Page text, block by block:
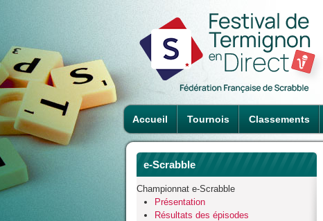
Accueil Tournois Classements
e-Scrabble
Championnat e-Scrabble
Présentation
Résultats des épisodes